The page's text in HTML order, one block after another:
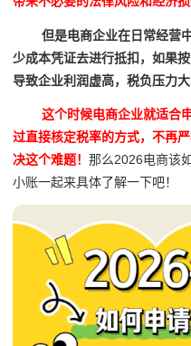
但是电商企业在日常经营中
少成本凭证去进行抵扣，如果
导致企业利润虚高，税负压力大
这个时候电商企业就适合
过直接核定税率的方式，不再
决这个难题！ 那么2026电商该
小账一起来具体了解一下吧！